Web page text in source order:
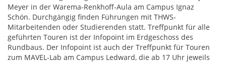
Meyer in der Warema-Renkhoff-Aula am Campus Ignaz
Schön. Durchgängig finden Führungen mit THWS-
Mitarbeitenden oder Studierenden statt. Treffpunkt für alle
geführten Touren ist der Infopoint im Erdgeschoss des
Rundbaus. Der Infopoint ist auch der Treffpunkt für Touren
zum MAVEL-Lab am Campus Ledward, die ab 17 Uhr jeweils